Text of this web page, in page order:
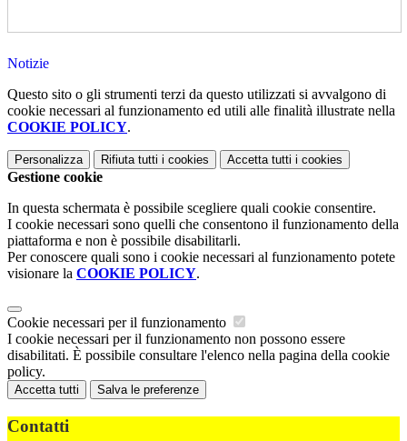
Notizie
Questo sito o gli strumenti terzi da questo utilizzati si avvalgono di
cookie necessari al funzionamento ed utili alle finalità illustrate nella
COOKIE POLICY.
Personalizza Rifiuta tutti i cookies Accetta tutti i cookies
Gestione cookie
In questa schermata è possibile scegliere quali cookie consentire.
I cookie necessari sono quelli che consentono il funzionamento della
piattaforma e non è possibile disabilitarli.
Per conoscere quali sono i cookie necessari al funzionamento potete
visionare la COOKIE POLICY.
Cookie necessari per il funzionamento
I cookie necessari per il funzionamento non possono essere
disabilitati. È possibile consultare l'elenco nella pagina della cookie
policy.
Accetta tutti Salva le preferenze
Contatti